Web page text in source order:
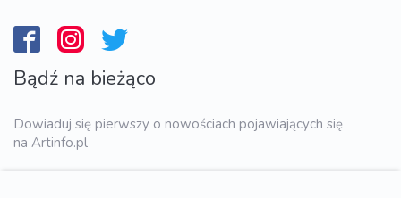
Bądź na bieżąco
Dowiaduj się pierwszy o nowościach pojawiających się
na Artinfo.pl